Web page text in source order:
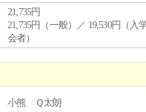
21,735円
21,735円（一般）／ 19,530円（入
会者）
小熊 Ｑ太朗